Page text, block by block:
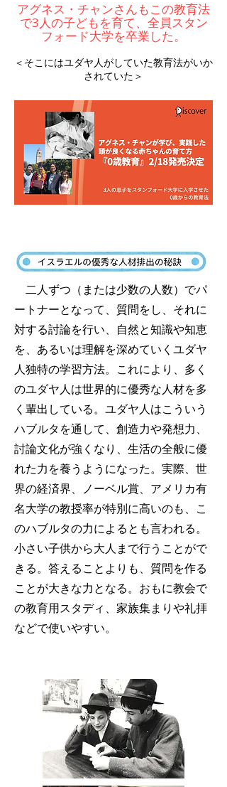
アグネス・チャンさんもこの教育法
で3人の子どもを育て、全員スタン
フォード大学を卒業した。
​＜そこにはユダヤ人がしていた教育法がいか
されていた＞
二人ずつ（または少数の人数）でパ
ートナーとなって、質問をし、それに
対する討論を行い、自然と知識や知恵
を、あるいは理解を深めていくユダヤ
人独特の学習方法。これにより、多く
のユダヤ人は世界的に優秀な人材を多
く輩出している。ユダヤ人はこういう
ハブルタを通して、創造力や発想力、
討論文化が強くなり、生活の全般に優
れた力を養うようになった。実際、世
界の経済界、ノーベル賞、アメリカ有
名大学の教授率が特別に高いのも、こ
のハブルタの力によるとも言われる。
小さい子供から大人まで行うことがで
きる。答えることよりも、質問を作る
ことが大きな力となる。おもに教会で
の教育用スタディ、家族集まりや礼拝
などで使いやすい。